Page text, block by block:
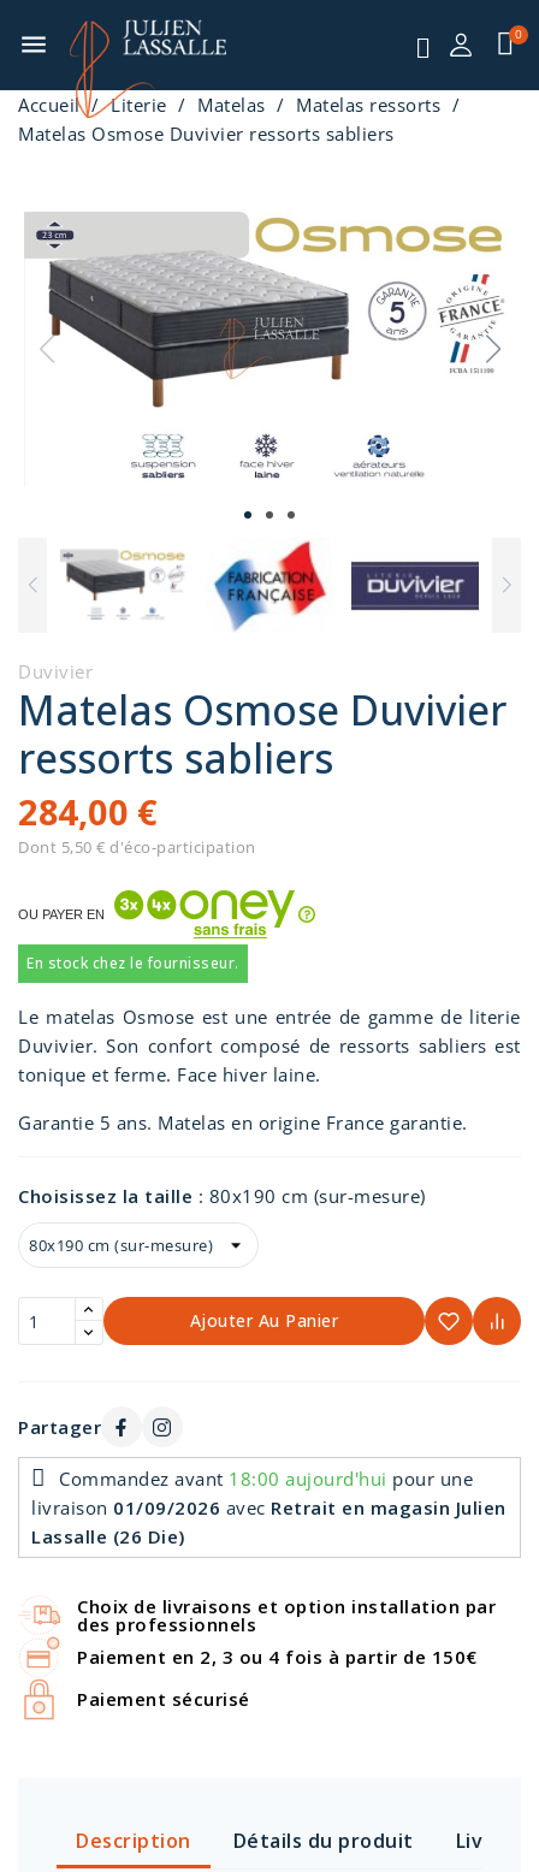
menu
Accueil Literie Matelas
Matelas ressorts
Matelas Osmose Duvivier ressorts sabliers
Duvivier
Matelas Osmose Duvivier
ressorts sabliers
284,00 €
Dont 5,50 € d'éco-participation
OU PAYER EN
En stock chez le fournisseur.
Le matelas Osmose est une entrée de gamme de literie
Duvivier. Son confort composé de ressorts sabliers est
tonique et ferme. Face hiver laine.
Garantie 5 ans. Matelas en origine France garantie.
Choisissez la taille : 80x190 cm (sur-mesure)
Ajouter Au Panier
Partager
Commandez avant 18:00 aujourd'hui pour une
livraison 01/09/2026 avec Retrait en magasin Julien
Lassalle (26 Die)
Choix de livraisons et option installation par
des professionnels
Paiement en 2, 3 ou 4 fois à partir de 150€
Paiement sécurisé
Description Détails du produit